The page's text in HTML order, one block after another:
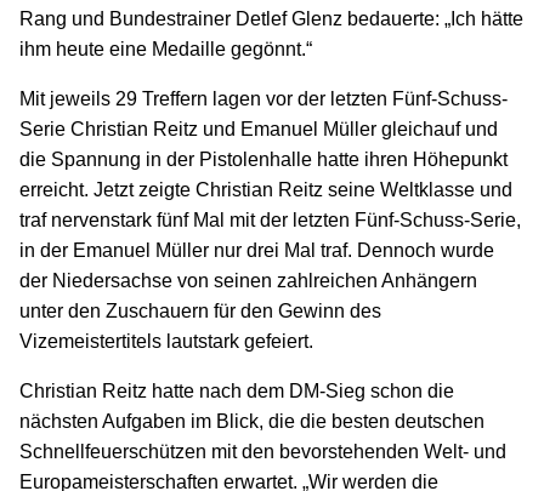
Rang und Bundestrainer Detlef Glenz bedauerte: „Ich hätte
ihm heute eine Medaille gegönnt.“
Mit jeweils 29 Treffern lagen vor der letzten Fünf-Schuss-
Serie Christian Reitz und Emanuel Müller gleichauf und
die Spannung in der Pistolenhalle hatte ihren Höhepunkt
erreicht. Jetzt zeigte Christian Reitz seine Weltklasse und
traf nervenstark fünf Mal mit der letzten Fünf-Schuss-Serie,
in der Emanuel Müller nur drei Mal traf. Dennoch wurde
der Niedersachse von seinen zahlreichen Anhängern
unter den Zuschauern für den Gewinn des
Vizemeistertitels lautstark gefeiert.
Christian Reitz hatte nach dem DM-Sieg schon die
nächsten Aufgaben im Blick, die die besten deutschen
Schnellfeuerschützen mit den bevorstehenden Welt- und
Europameisterschaften erwartet. „Wir werden die